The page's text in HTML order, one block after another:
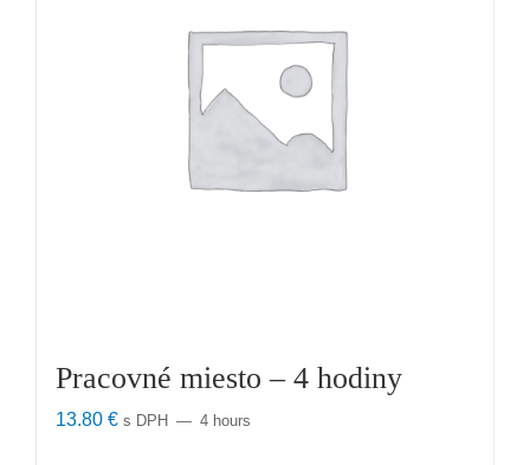
Pracovné miesto – 4 hodiny
13.80 € s DPH 4 hours